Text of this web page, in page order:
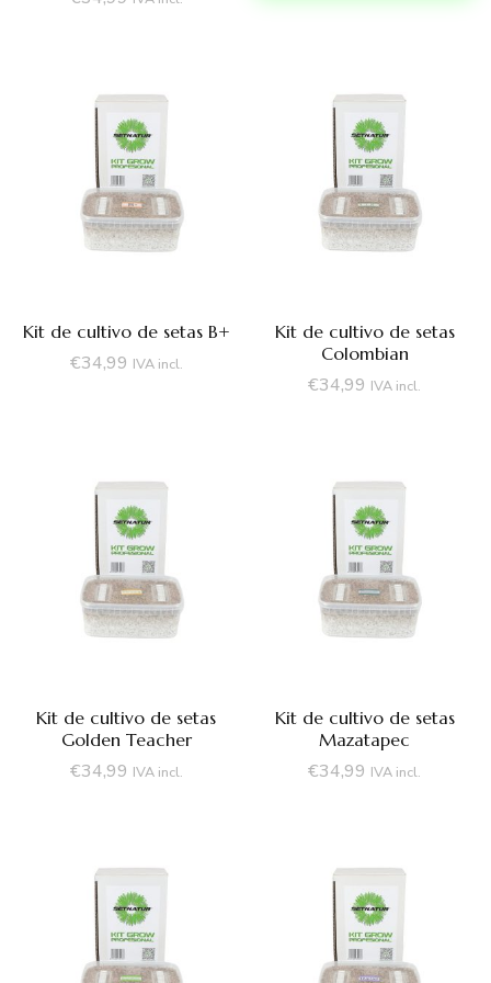
Kit de cultivo de setas B+
€34,99 IVA incl.
Kit de cultivo de setas
Colombian
€34,99 IVA incl.
Kit de cultivo de setas
Golden Teacher
€34,99 IVA incl.
Kit de cultivo de setas
Mazatapec
€34,99 IVA incl.